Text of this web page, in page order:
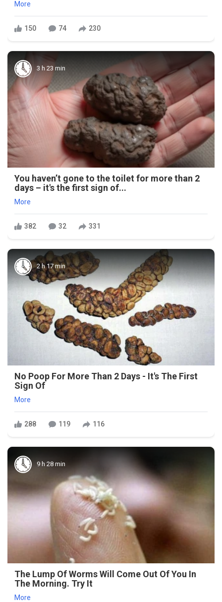
More
150 74 230
3 h 23 min
You haven’t gone to the toilet for more than 2
days – it's the first sign of...
More
382 32 331
2 h 17 min
No Poop For More Than 2 Days - It's The First
Sign Of
More
288 119 116
9 h 28 min
The Lump Of Worms Will Come Out Of You In
The Morning. Try It
More